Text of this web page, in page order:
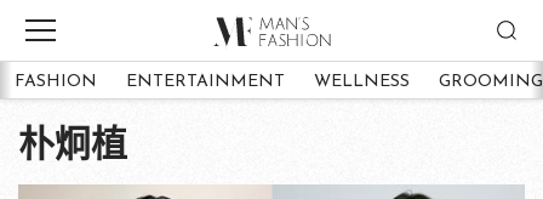
FASHION ENTERTAINMENT WELLNESS GROOMING
朴炯植